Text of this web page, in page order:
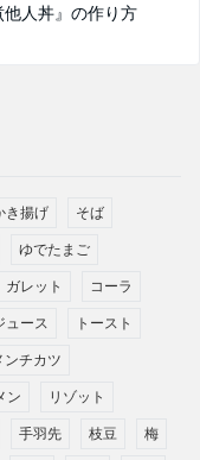
他人丼』の作り方
き揚げ そば
ゆでたまご
ガレット コーラ
ュース トースト
ンチカツ
ン リゾット
手羽先 枝豆 梅